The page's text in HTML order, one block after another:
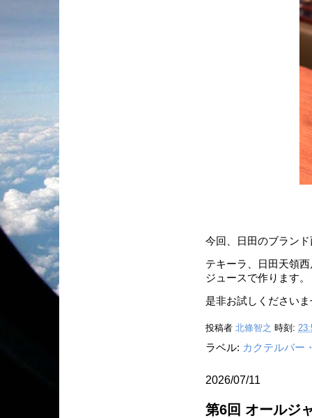
今回、日田のブラン
テキーラ、日田天領
ジュースで作ります。
是非お試しくださいま
投稿者 北條智之 時刻:
ラベル: カクテルバー
2026/07/11
第6回 オールジ